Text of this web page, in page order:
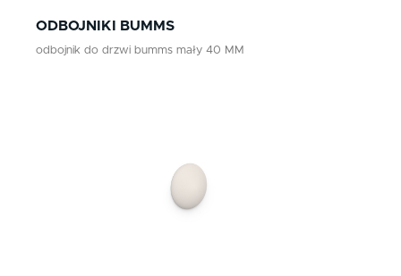
brąz
nikiel szczotkowany
ODBOJNIKI BUMMS
odbojnik do drzwi bumms mały 40 MM